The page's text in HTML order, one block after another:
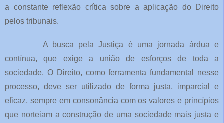
a constante reflexão crítica sobre a aplicação do Direito
pelos tribunais.
A busca pela Justiça é uma jornada árdua e
contínua, que exige a união de esforços de toda a
sociedade. O Direito, como ferramenta fundamental nesse
processo, deve ser utilizado de forma justa, imparcial e
eficaz, sempre em consonância com os valores e princípios
que norteiam a construção de uma sociedade mais justa e